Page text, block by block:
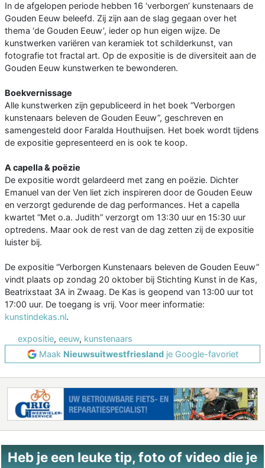
In de afgelopen periode hebben 16 ‘verborgen’ kunstenaars de
Gouden Eeuw beleefd. Zij zijn aan de slag gegaan over het
thema ‘de Gouden Eeuw’, ieder op hun eigen wijze. De
kunstwerken variëren van keramiek tot schilderkunst, van
fotografie tot fractal art. Op de expositie is de diversiteit aan de
Gouden Eeuw kunstwerken te bewonderen.
Boekvernissage
Alle kunstwerken zijn gepubliceerd in het boek “Verborgen
kunstenaars beleven de Gouden Eeuw”, geschreven en
samengesteld door Faralda Houthuijsen. Het boek wordt tijdens
de expositie gepresenteerd en is ook te koop.
A capella & poëzie
De expositie wordt gelardeerd met zang en poëzie. Dichter
Emanuel van der Ven liet zich inspireren door de Gouden Eeuw
en verzorgt gedurende de dag performances. Het a capella
kwartet “Met o.a. Judith” verzorgt om 13:30 uur en 15:30 uur
optredens. Maar ook de rest van de dag zetten zij de expositie
luister bij.
De expositie “Verborgen Kunstenaars beleven de Gouden Eeuw”
vindt plaats op zondag 20 oktober bij Stichting Kunst in de Kas,
Beatrixstaat 3A in Zwaag. De Kas is geopend van 13:00 uur tot
17:00 uur. De toegang is vrij. Voor meer informatie:
kunstindekas.nl.
expositie, eeuw, kunstenaars
Maak Nieuwsuitwestfrieslandje Google-favoriet
Heb je een leuke tip, foto of video die je